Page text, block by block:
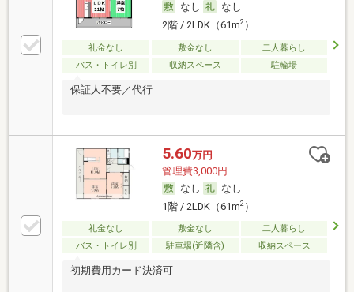
なし
なし
2階 / 2LDK（61m2）
礼金なし 敷金なし
二人暮らし
バス・トイレ別
収納スペース 駐輪場
保証人不要／代行
5.60万円
管理費3,000円
なし
なし
1階 / 2LDK（61m2）
礼金なし 敷金なし
二人暮らし
バス・トイレ別
駐車場(近隣含) 収納スペース
初期費用カード決済可